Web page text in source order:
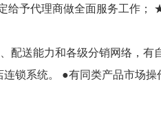
给予代理商做全面服务工作；
配送能力和各级分销网络，有
锁系统。 ●有同类产品市场操